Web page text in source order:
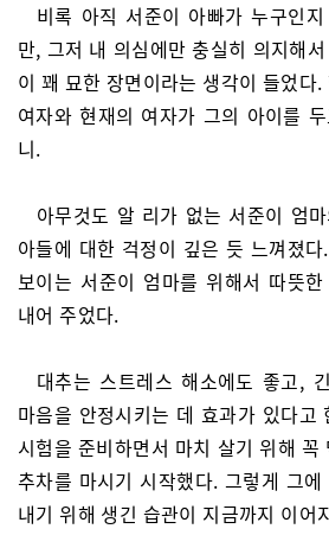
비록 아직 서준이 아빠가 누구인
만, 그저 내 의심에만 충실히 의지해
이 꽤 묘한 장면이라는 생각이 들었다
여자와 현재의 여자가 그의 아이를
니.
아무것도 알 리가 없는 서준이 엄
아들에 대한 걱정이 깊은 듯 느껴졌
보이는 서준이 엄마를 위해서 따뜻
내어 주었다.
대추는 스트레스 해소에도 좋고,
마음을 안정시키는 데 효과가 있다고
시험을 준비하면서 마치 살기 위해 꼭
추차를 마시기 시작했다. 그렇게 그
내기 위해 생긴 습관이 지금까지 이어